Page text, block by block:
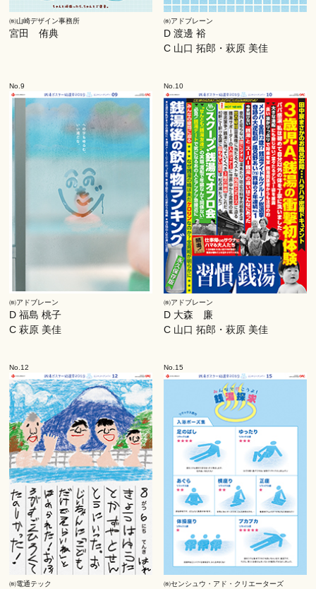
㈱山崎デザイン事務所
宮田 侑典
㈱アドブレーン
D 渡邊 裕
C 山口 拓郎・萩原 美佳
No.9
㈱アドブレーン
D 福島 桃子
C 萩原 美佳
No.10
㈱アドブレーン
D 大森 廉
C 山口 拓郎・萩原 美佳
No.12
㈱電通テック
No.15
㈱センシュウ・アド・クリエーターズ